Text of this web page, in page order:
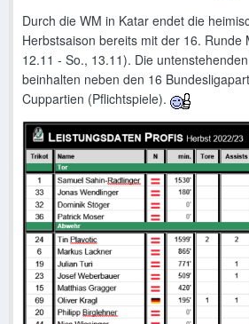
Durch die WM in Katar endet die
Herbstsaison bereits mit der 16. Runde
12.11 - So., 13.11). Die
beinhalten neben den 16
Cuppartien (Pflichtspiele).